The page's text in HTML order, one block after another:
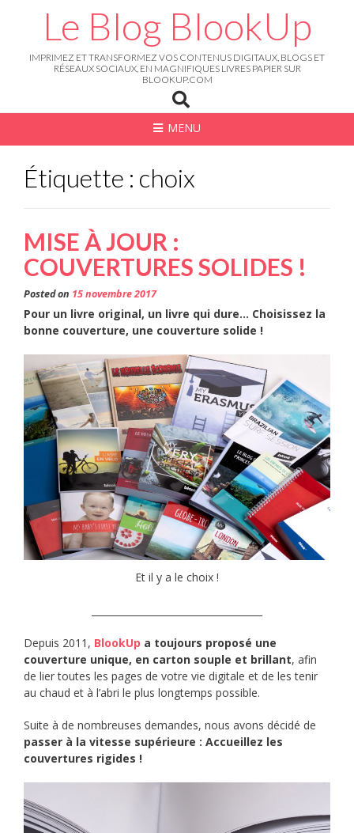
Le Blog BlookUp
IMPRIMEZ ET TRANSFORMEZ VOS CONTENUS DIGITAUX, BLOGS ET
RÉSEAUX SOCIAUX, EN MAGNIFIQUES LIVRES PAPIER SUR
BLOOKUP.COM
MENU
Étiquette : choix
MISE À JOUR :
COUVERTURES SOLIDES !
Posted on 15 novembre 2017
Pour un livre original, un livre qui dure… Choisissez la
bonne couverture, une couverture solide !
Et il y a le choix !
Depuis 2011, BlookUp a toujours proposé une
couverture unique, en carton souple et brillant, afin
de lier toutes les pages de votre vie digitale et de les tenir
au chaud et à l’abri le plus longtemps possible.
Suite à de nombreuses demandes, nous avons décidé de
passer à la vitesse supérieure : Accueillez les
couvertures rigides !